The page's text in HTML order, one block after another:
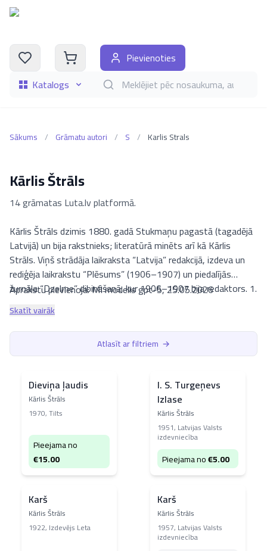
Katalogs Meklēt grāmatas pēc nosaukuma, autora,
Pievienoties
Sākums / Grāmatu autori / S / Karlis Strals
Kārlis Štrāls
14 grāmatas Luta.lv platformā.
Kārlis Štrāls dzimis 1880. gadā Stukmaņu pagastā (tagadējā
Latvijā) un bija rakstnieks; literatūrā minēts arī kā Kārlis
Strāls. Viņš strādāja laikraksta “Latvija” redakcijā, izdeva un
rediģēja laikrakstu “Plēsums” (1906–1907) un piedalījās
žurnāla “Dzelme” dibināšanā, kur 1906–1907 bija redaktors. 1.
pasaules kara laikā dienēja kā virsnieks, pēc smaga
ievainojuma ārstējās Maskavā un līdz 1920. gadam dzīvoja
Kubaņā, pēc tam atgriezās Rīgā. Liela daļa autora grāmatu
luta.lv ir ierindotas kategorijāDaiļliteratūra
izcelti darbi ir romānsLikteņi, prozas krājumsUguņainie krasti
pieejami lasītājiem.
Aprakstu pievienoja: MI modelis gpt-5, 25.05.2026
Skatīt vairāk
Atlasīt ar filtriem →
Dieviņa ļaudis
Kārlis Štrāls
1970,Tilts
Pieejama no
€15.00
I. S. Turgeņevs
Izlase
Kārlis Štrāls
1951, Latvijas Valsts
izdevniecība
Pieejama no€5.00
Karš
Kārlis Štrāls
1922, Izdevējs Leta
Karš
Kārlis Štrāls
1957, Latvijas Valsts
izdevniecība